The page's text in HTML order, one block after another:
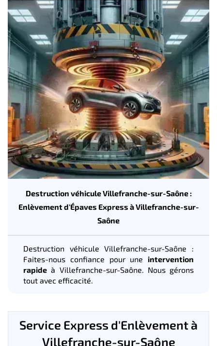
Destruction véhicule Villefranche-sur-Saône :
Enlèvement d'Épaves Express à Villefranche-sur-
Saône
Destruction véhicule Villefranche-sur-Saône :
Faites-nous confiance pour une intervention
rapide à Villefranche-sur-Saône. Nous gérons
tout avec efficacité.
Service Express d'Enlèvement à
Villefranche-sur-Saône